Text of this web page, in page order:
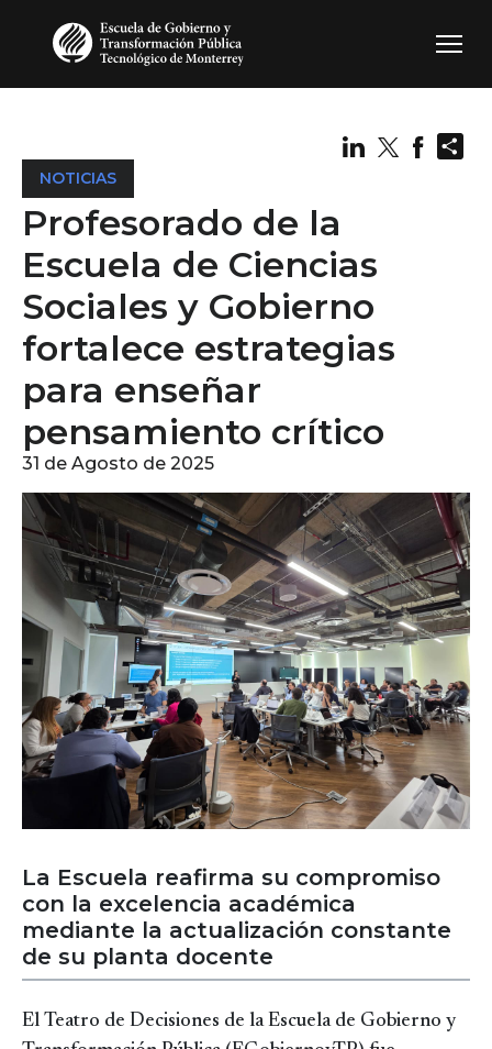
NOTICIAS
Profesorado de la
Escuela de Ciencias
Sociales y Gobierno
fortalece estrategias
para enseñar
pensamiento crítico
31 de Agosto de 2025
La Escuela reafirma su compromiso
con la excelencia académica
mediante la actualización constante
de su planta docente
El Teatro de Decisiones de la Escuela de Gobierno y